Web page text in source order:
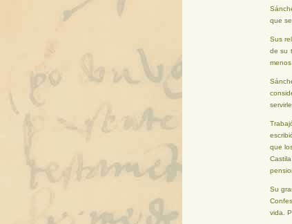
que
Sus
de su
que
Su
vida.